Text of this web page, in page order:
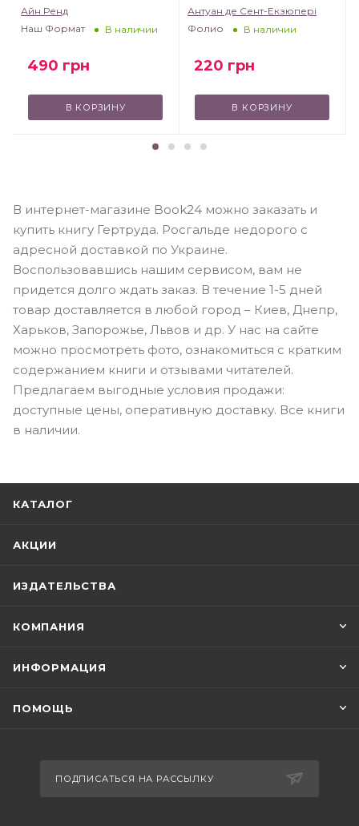
Айн Ренд
Наш Формат
В наличии
490 грн
В КОРЗИНУ
Антуан де Сент-Екзюпері
Фолио
В наличии
220 грн
В КОРЗИНУ
В интернет-магазине Book24 можно заказать и
купить книгу Гертруда. Росгальде недорого с
адресной доставкой по Украине.
Воспользовавшись нашим сервисом, вам не
придется долго ждать заказ. В течение 1-5 дней
товар доставляется в любой город – Киев, Днепр,
Харьков, Запорожье, Львов и др. У нас на сайте
можно просмотреть фото, ознакомиться с кратким
содержанием книги и отзывами читателей.
Предлагаем выгодные условия продажи:
доступные цены, оперативную доставку. Все книги
в наличии.
КАТАЛОГ
АКЦИИ
ИЗДАТЕЛЬСТВА
КОМПАНИЯ
ИНФОРМАЦИЯ
ПОМОЩЬ
ПОДПИСАТЬСЯ НА РАССЫЛКУ